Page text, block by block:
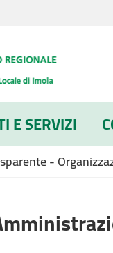
E SERVIZI
-